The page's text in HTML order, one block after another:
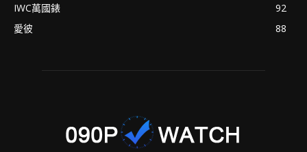
IWC萬國錶
92
愛彼
88